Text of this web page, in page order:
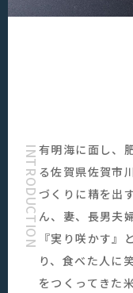
INTRODUCTION有明海に面し、
る佐賀県佐賀市
づくりに精を出
ん、妻、長男夫
『実り咲かす』
り、食べた人に
をつくってきた